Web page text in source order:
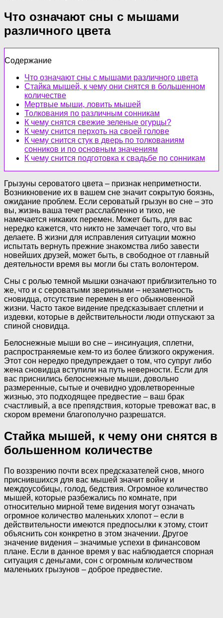
Что означают сны с мышами
различного цвета
Содержание
Что означают сны с мышами различного цвета
Стайка мышей, к чему они снятся в большенном
количестве
Мертвые мыши, ловить мышей
Толкования по различным сонникам
К чему снятся свежие зеленые огурцы?
К чему снится перхоть на своей голове
К чему снится стук в дверь по толкованиям
сонников и по основным значениям
К чему снится подготовка к свадьбе по сонникам
Грызуны сероватого цвета – признак неприметности.
Возникновение их в вашем сне значит сокрытую боязнь,
ожидание проблем. Если сероватый грызун во сне – это
вы, жизнь ваша течет расслабленно и тихо, не
намечается никаких перемен. Может быть, для вас
нередко кажется, что никто не замечает того, что вы
делаете. В жизни для исправления ситуации можно
испытать вернуть прежние знакомства либо завести
новейших друзей, может быть, в свободное от главный
деятельности время вы могли бы стать волонтером.
Сны с ролью темной мышки означают приблизительно то
же, что и с сероватыми звериными – незаметность
сновидца, отсутствие перемен в его обыкновенной
жизни. Часто такое видение предсказывает сплетни и
издевки, которые в действительности люди отпускают за
спиной сновидца.
Белоснежные мыши во сне – инсинуация, сплетни,
распространяемые кем-то из более близкого окружения.
Этот сон нередко предупреждает о том, что супруг либо
жена сновидца вступили на путь неверности. Если для
вас приснились белоснежные мыши, довольно
размеренные, сытые и очевидно удовлетворенные
жизнью, это подходящее предвестие – ваш брак
счастливый, а все препядствия, которые тревожат вас, в
скором времени благополучно разрешатся.
Стайка мышей, к чему они снятся в
большенном количестве
По воззрению почти всех предсказателей снов, много
приснившихся для вас мышей значит войну и
междоусобицы, голод, бедствия. Огромное количество
мышей, которые разбежались по комнате, при
относительно мирной теме видения могут означать
огромное количество маленьких хлопот – если в
действительности имеются предпосылки к этому, стоит
объяснить сон конкретно в этом значении. Другое
значение видения – значимые успехи в финансовом
плане. Если в данное время у вас наблюдается спорная
ситуация с деньгами, сон с огромным количеством
маленьких грызунов – доброе предвестие.